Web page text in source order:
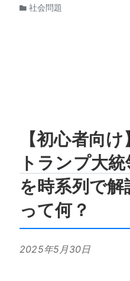
社会問題
【初心者向
トランプ大統
を時系列で
って何？
2025年5月30日